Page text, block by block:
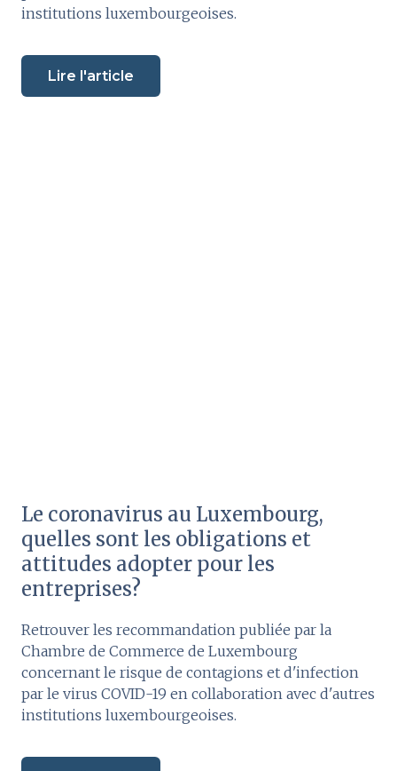
institutions luxembourgeoises.
Lire l'article
Le coronavirus au Luxembourg,
quelles sont les obligations et
attitudes adopter pour les
entreprises?
Retrouver les recommandation publiée par la
Chambre de Commerce de Luxembourg
concernant le risque de contagions et d'infection
par le virus COVID-19 en collaboration avec d'autres
institutions luxembourgeoises.